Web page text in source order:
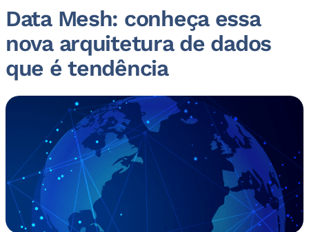
Data Mesh: conheça essa
nova arquitetura de dados
que é tendência